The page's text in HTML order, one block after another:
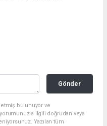
Gönder
etmiş bulunuyor ve
ilgili doğrudan veya
Yazılan tüm